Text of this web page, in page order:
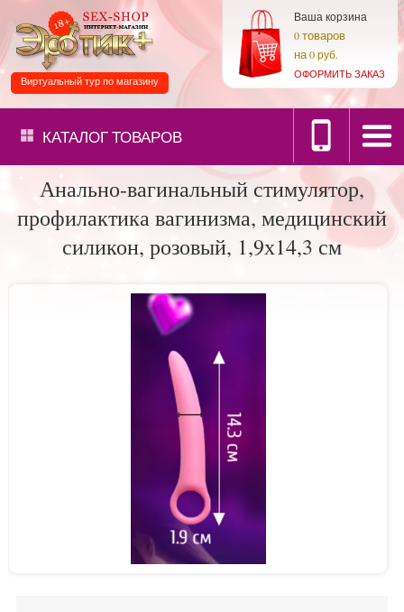
Ваша корзина
0товаров
на0 руб.
ОФОРМИТЬ ЗАКАЗ
Виртуальный тур по магазину
КАТАЛОГТОВАРОВ
Анально-вагинальный стимулятор,
профилактика вагинизма, медицинский
силикон, розовый, 1,9х14,3 см